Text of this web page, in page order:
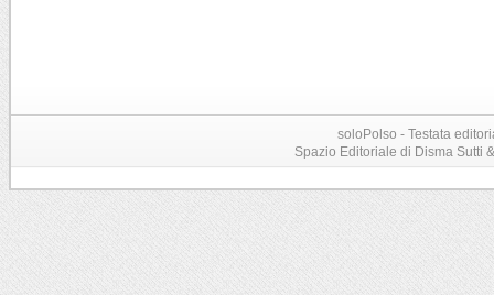
soloPolso - Testata
Spazio Editoriale di Disma Sutti